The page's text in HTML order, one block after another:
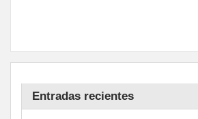
Entradas recientes